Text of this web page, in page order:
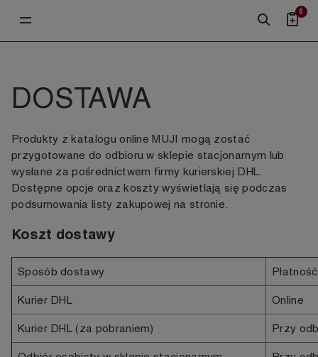
0
DOSTAWA
Produkty z katalogu online MUJI mogą zostać
przygotowane do odbioru w sklepie stacjonarnym lub
wysłane za pośrednictwem firmy kurierskiej DHL.
Dostępne opcje oraz koszty wyświetlają się podczas
podsumowania listy zakupowej na stronie.
Koszt dostawy
Sposób dostawy Płatność
Kurier DHL Online
Kurier DHL (za pobraniem) Przy